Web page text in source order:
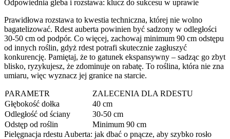
Odpowiednia gleba i rozstawa: klucz do sukcesu w uprawie
Prawidłowa rozstawa to kwestia techniczna, której nie wolno
bagatelizować. Rdest auberta powinien być sadzony w odległości
30-50 cm od podpór. Co więcej, zachowaj minimum 90 cm odstępu
od innych roślin, gdyż rdest potrafi skutecznie zagłuszyć
konkurencję. Pamiętaj, że to gatunek ekspansywny – sadząc go zbyt
blisko, ryzykujesz, że zdominuje on rabatę. To roślina, która nie zna
umiaru, więc wyznacz jej granice na starcie.
PARAMETR
ZALECENIA DLA RDESTU
Głębokość dołka
40 cm
Odległość od ściany
30-50 cm
Odstęp od roślin
Minimum 90 cm
Pielęgnacja rdestu Auberta: jak dbać o pnącze, aby szybko rosło